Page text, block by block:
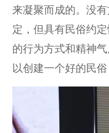
来凝聚而成的。没
定，但具有民俗约
的行为方式和精神
以创建一个好的民